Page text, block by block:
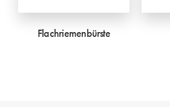
Flachriemenbürste